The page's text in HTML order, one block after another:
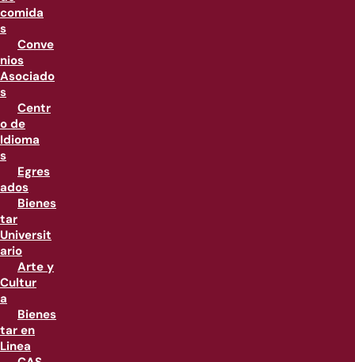
comida
s
Conve
nios
Asociado
s
Centr
o de
Idioma
s
Egres
ados
Bienes
tar
Universit
ario
Arte y
Cultur
a
Bienes
tar en
Linea